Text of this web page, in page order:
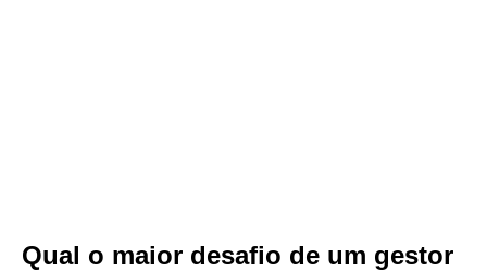
Qual o maior desafio de um gestor